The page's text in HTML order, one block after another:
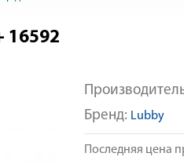
16592
Бренд: Lubby
Последняя цена